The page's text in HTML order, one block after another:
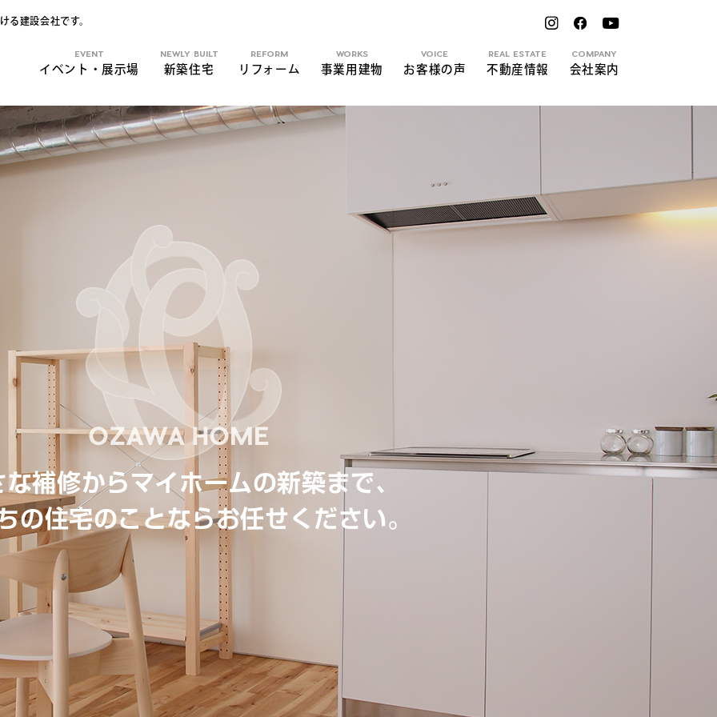
る建設会社です。
EVENT
イベント・展示場
NEWLY BUILT
新築住宅
REFORM
リフォーム
WORKS
事業用建物
VOICE
お客様の声
REAL ESTATE
不動産情報
COMPANY
会社案内
な補修からマイホームの新築まで、
の住宅のことならお任せください。